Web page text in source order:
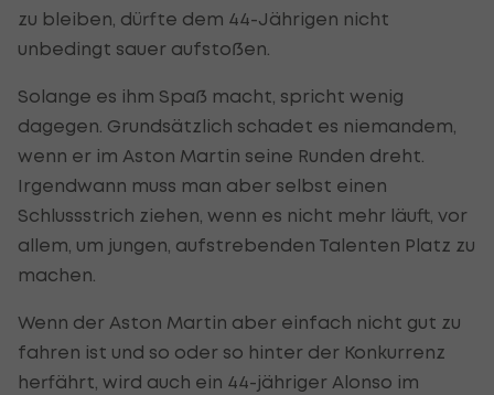
zu bleiben, dürfte dem 44-Jährigen nicht
unbedingt sauer aufstoßen.
Solange es ihm Spaß macht, spricht wenig
dagegen. Grundsätzlich schadet es niemandem,
wenn er im Aston Martin seine Runden dreht.
Irgendwann muss man aber selbst einen
Schlussstrich ziehen, wenn es nicht mehr läuft, vor
allem, um jungen, aufstrebenden Talenten Platz zu
machen.
Wenn der Aston Martin aber einfach nicht gut zu
fahren ist und so oder so hinter der Konkurrenz
herfährt, wird auch ein 44-jähriger Alonso im